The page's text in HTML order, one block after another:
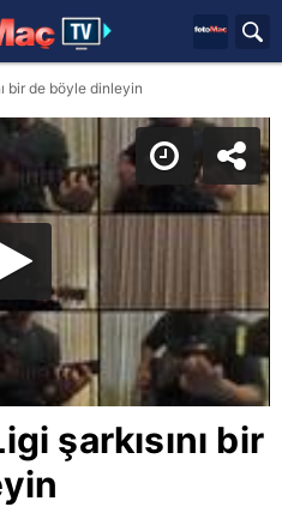
bir de böyle dinleyin
şarkısını bir